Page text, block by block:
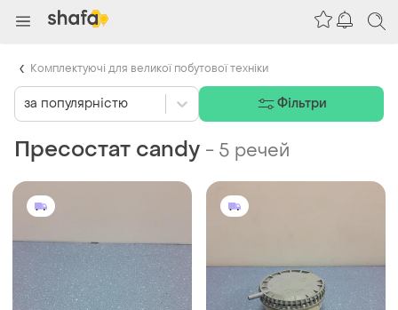
Пресостат candy - 5 речей
за популярністю Фільтри
Комплектуючі для великої побутової техніки